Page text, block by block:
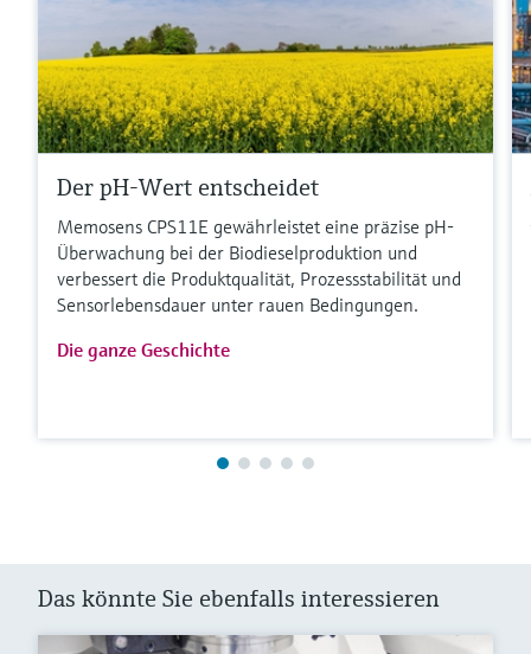
Der pH-Wert entscheidet
Memosens CPS11E gewährleistet eine präzise pH-
Überwachung bei der Biodieselproduktion und
verbessert die Produktqualität, Prozessstabilität und
Sensorlebensdauer unter rauen Bedingungen.
Die ganze Geschichte
Das könnte Sie ebenfalls interessieren